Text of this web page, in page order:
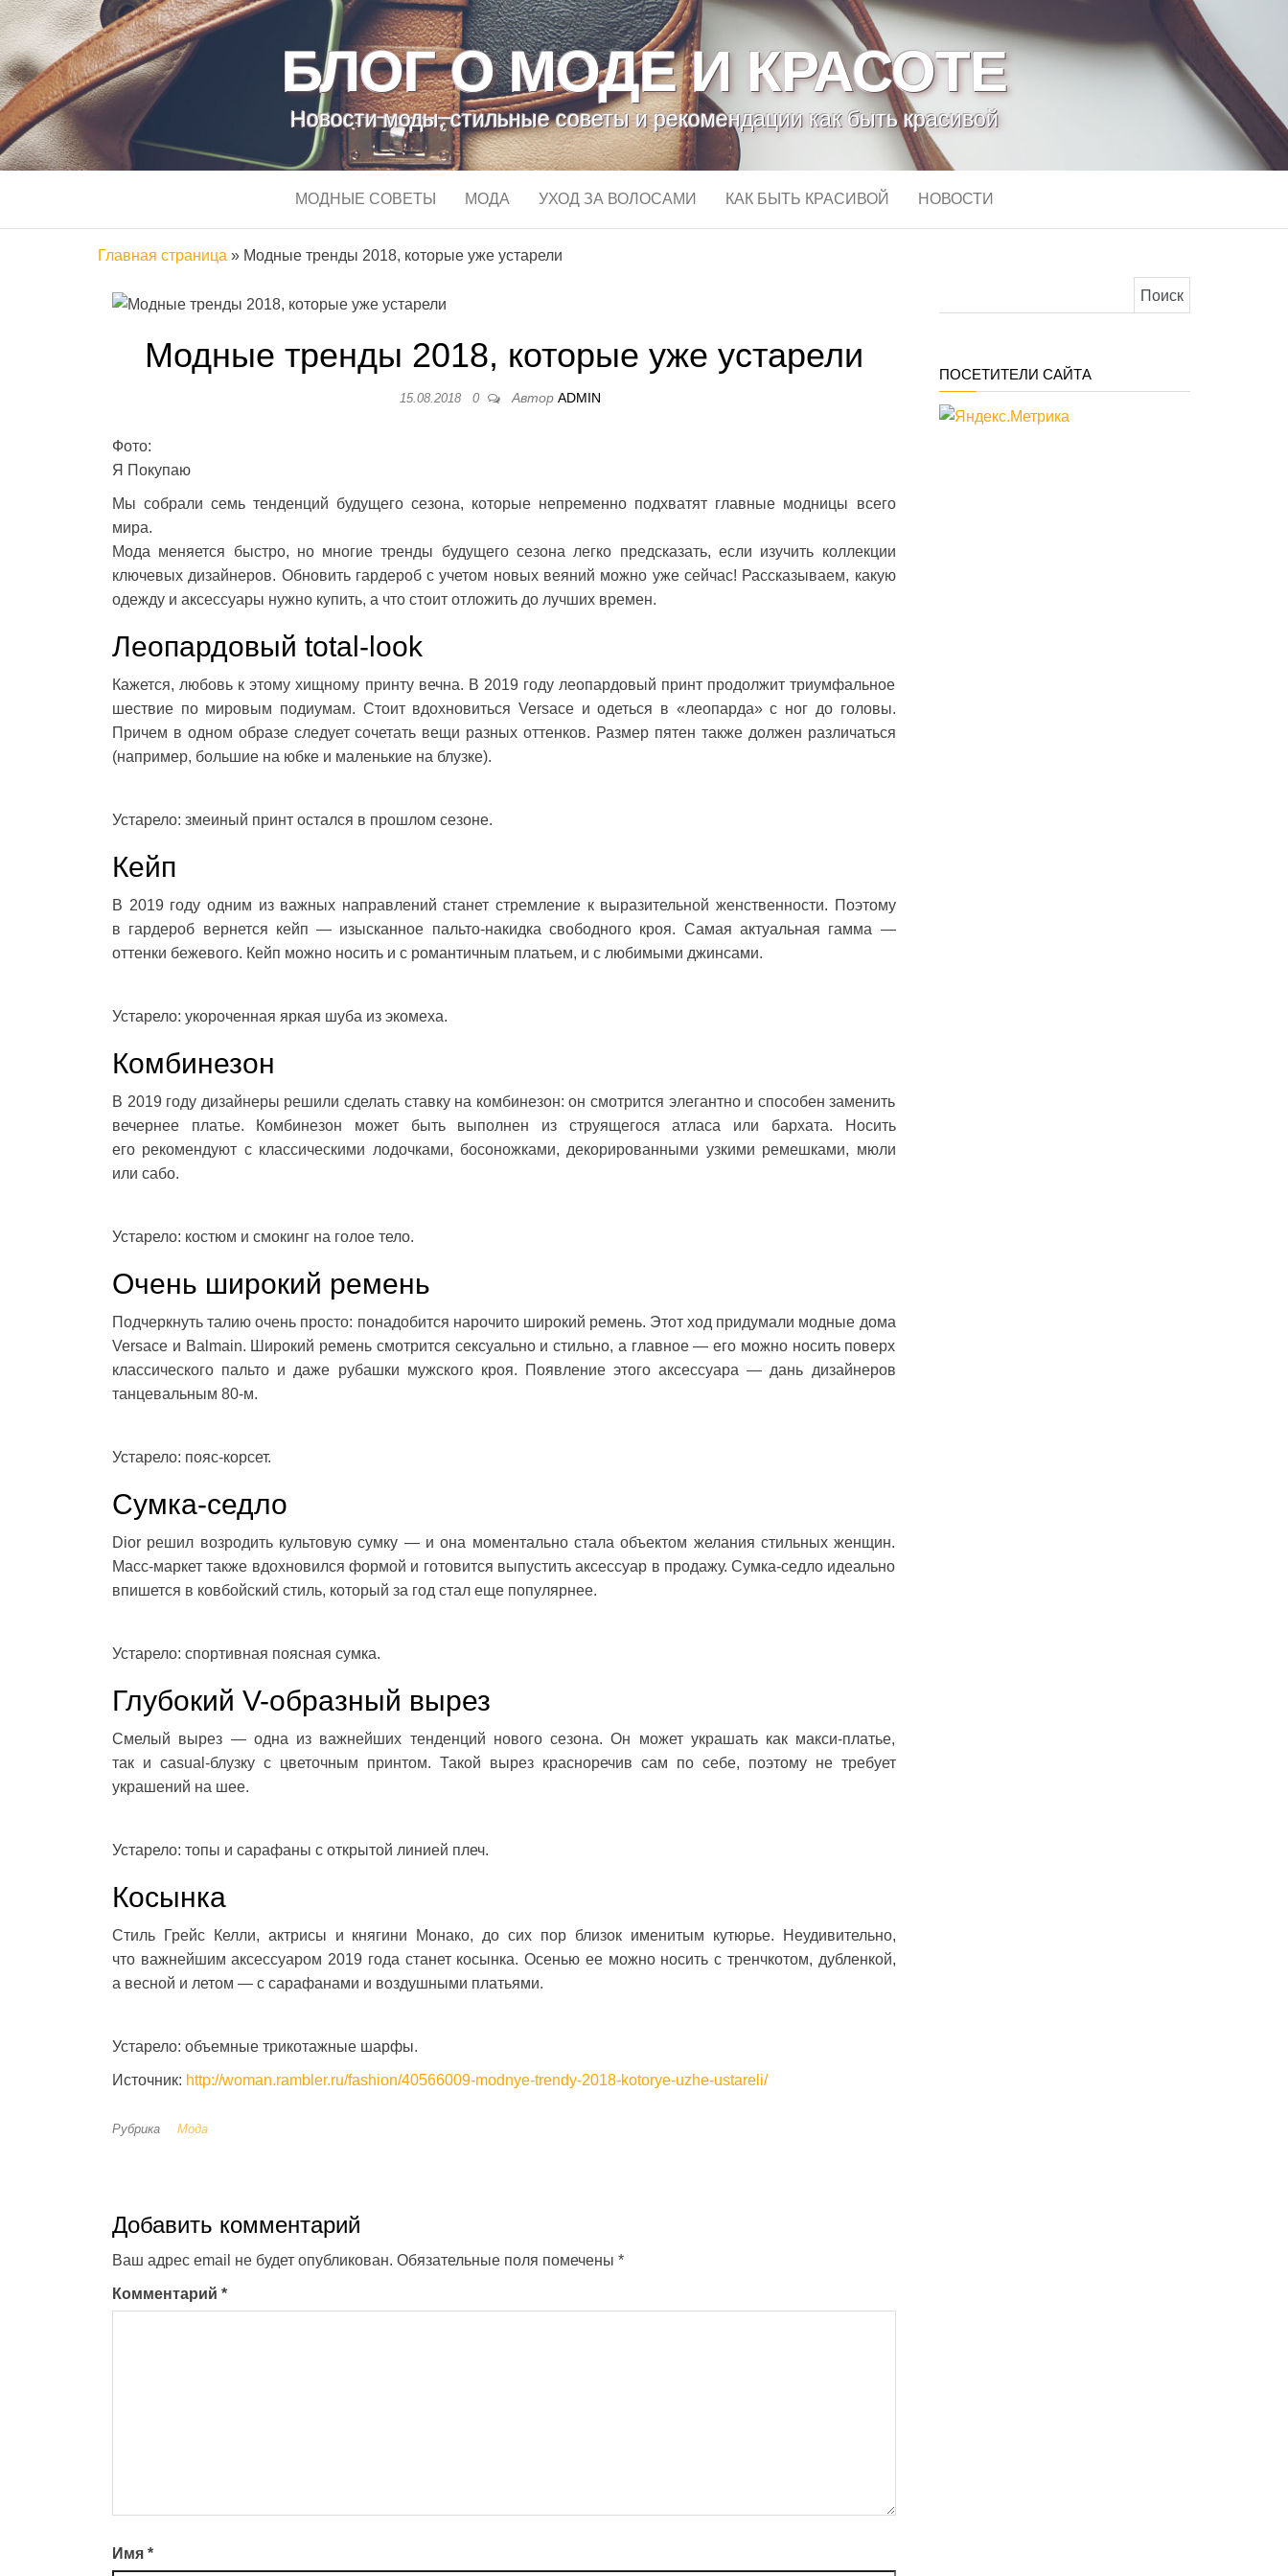
БЛОГ О МОДЕ И КРАСОТЕ
Новости моды, стильные советы и рекомендации как быть красивой
МОДНЫЕ СОВЕТЫ МОДА УХОД ЗА ВОЛОСАМИ КАК БЫТЬ КРАСИВОЙ НОВОСТИ
Главная страница » Модные тренды 2018, которые уже устарели
Модные тренды 2018, которые уже устарели
15.08.2018 0 Автор ADMIN
Фото:
Я Покупаю
Мы собрали семь тенденций будущего сезона, которые непременно подхватят главные модницы всего
мира.
Мода меняется быстро, но многие тренды будущего сезона легко предсказать, если изучить коллекции
ключевых дизайнеров. Обновить гардероб с учетом новых веяний можно уже сейчас! Рассказываем, какую
одежду и аксессуары нужно купить, а что стоит отложить до лучших времен.
Леопардовый total-look
Кажется, любовь к этому хищному принту вечна. В 2019 году леопардовый принт продолжит триумфальное
шествие по мировым подиумам. Стоит вдохновиться Versace и одеться в «леопарда» с ног до головы.
Причем в одном образе следует сочетать вещи разных оттенков. Размер пятен также должен различаться
(например, большие на юбке и маленькие на блузке).
Устарело: змеиный принт остался в прошлом сезоне.
Кейп
В 2019 году одним из важных направлений станет стремление к выразительной женственности. Поэтому
в гардероб вернется кейп — изысканное пальто-накидка свободного кроя. Самая актуальная гамма —
оттенки бежевого. Кейп можно носить и с романтичным платьем, и с любимыми джинсами.
Устарело: укороченная яркая шуба из экомеха.
Комбинезон
В 2019 году дизайнеры решили сделать ставку на комбинезон: он смотрится элегантно и способен заменить
вечернее платье. Комбинезон может быть выполнен из струящегося атласа или бархата. Носить
его рекомендуют с классическими лодочками, босоножками, декорированными узкими ремешками, мюли
или сабо.
Устарело: костюм и смокинг на голое тело.
Очень широкий ремень
Подчеркнуть талию очень просто: понадобится нарочито широкий ремень. Этот ход придумали модные дома
Versace и Balmain. Широкий ремень смотрится сексуально и стильно, а главное — его можно носить поверх
классического пальто и даже рубашки мужского кроя. Появление этого аксессуара — дань дизайнеров
танцевальным 80-м.
Устарело: пояс-корсет.
Сумка-седло
Dior решил возродить культовую сумку — и она моментально стала объектом желания стильных женщин.
Масс-маркет также вдохновился формой и готовится выпустить аксессуар в продажу. Сумка-седло идеально
впишется в ковбойский стиль, который за год стал еще популярнее.
Устарело: спортивная поясная сумка.
Глубокий V-образный вырез
Смелый вырез — одна из важнейших тенденций нового сезона. Он может украшать как макси-платье,
так и casual-блузку с цветочным принтом. Такой вырез красноречив сам по себе, поэтому не требует
украшений на шее.
Устарело: топы и сарафаны с открытой линией плеч.
Косынка
Стиль Грейс Келли, актрисы и княгини Монако, до сих пор близок именитым кутюрье. Неудивительно,
что важнейшим аксессуаром 2019 года станет косынка. Осенью ее можно носить с тренчкотом, дубленкой,
а весной и летом — с сарафанами и воздушными платьями.
Устарело: объемные трикотажные шарфы.
Источник: http://woman.rambler.ru/fashion/40566009-modnye-trendy-2018-kotorye-uzhe-ustareli/
Рубрика Мода
Добавить комментарий
Ваш адрес email не будет опубликован. Обязательные поля помечены *
Комментарий *
Имя *
ПОСЕТИТЕЛИ САЙТА